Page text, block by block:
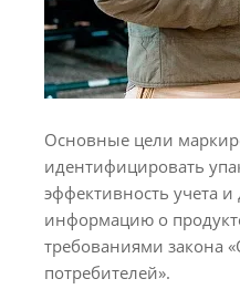
Основные цели
идентифицировать
эффективность учета и
информацию о
требованиями закона
потребителей».